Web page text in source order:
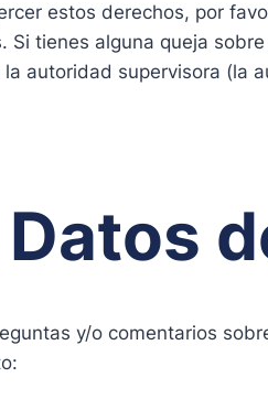
estos derechos, por
Si tienes alguna queja
la autoridad supervisora (la
Datos
y/o comentarios